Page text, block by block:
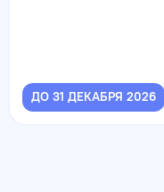
ДО 31 ДЕКАБРЯ 2026